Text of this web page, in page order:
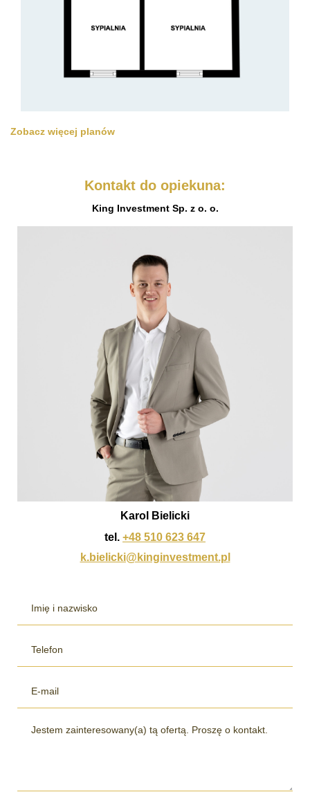
Zobacz więcej planów
Kontakt do opiekuna:
King Investment Sp. z o. o.
Karol Bielicki
tel. +48 510 623 647
k.bielicki@kinginvestment.pl